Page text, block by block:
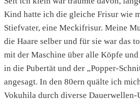
Kind hatte ich die gleiche Frisur wie
Stiefvater, eine Meckifrisur. Meine
die Haare selber und für sie war das
mit der Maschine über alle Köpfe
in die Pubertät und der „Popper-
angesagt. In den 80ern quälte ich
Vokuhila durch diverse Dauerwellen-